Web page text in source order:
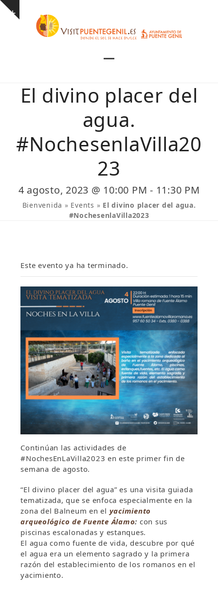
Skip
Show
mobile
menu
mobile
menu
El divino placer del
agua.
#NochesenlaVilla20
23
4 agosto, 2023 @ 10:00 PM - 11:30 PM
Bienvenida » Events » El divino placer del agua.
#NochesenlaVilla2023
Este evento ya ha terminado.
Continúan las actividades de
#NochesEnLaVilla2023 en este primer fin de
semana de agosto.
“El divino placer del agua” es una visita guiada
tematizada, que se enfoca especialmente en la
zona del Balneum en el yacimiento
arqueológico de Fuente Álamo: con sus
piscinas escalonadas y estanques.
El agua como fuente de vida, descubre por qué
el agua era un elemento sagrado y la primera
razón del establecimiento de los romanos en el
yacimiento.